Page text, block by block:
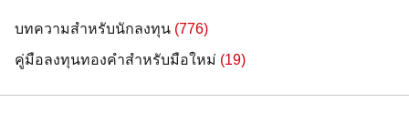
บทความสำหรับนักลงทุน (776)
คู่มือลงทุนทองคำสำหรับมือใหม่ (19)